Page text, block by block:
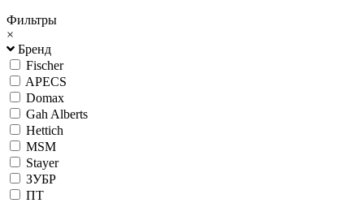
Фильтры
×
Бренд
Fischer
APECS
Domax
Gah Alberts
Hettich
MSM
Stayer
ЗУБР
ПТ